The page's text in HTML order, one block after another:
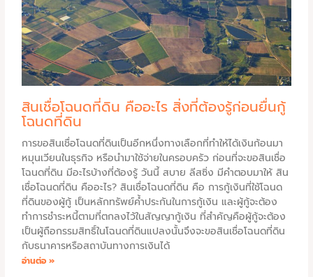
สินเชื่อโฉนดที่ดิน คืออะไร สิ่งที่ต้องรู้ก่อนยื่นกู้
โฉนดที่ดิน
การขอสินเชื่อโฉนดที่ดินเป็นอีกหนึ่งทางเลือกที่ทำให้ได้เงินก้อนมา
หมุนเวียนในธุรกิจ หรือนำมาใช้จ่ายในครอบครัว ก่อนที่จะขอสินเชื่อ
โฉนดที่ดิน มีอะไรบ้างที่ต้องรู้ วันนี้ สบาย ลีสซิ่ง มีคำตอบมาให้ สิน
เชื่อโฉนดที่ดิน คืออะไร? สินเชื่อโฉนดที่ดิน คือ การกู้เงินที่ใช้โฉนด
ที่ดินของผู้กู้ เป็นหลักทรัพย์ค้ำประกันในการกู้เงิน และผู้กู้จะต้อง
ทำการชำระหนี้ตามที่ตกลงไว้ในสัญญากู้เงิน ที่สำคัญคือผู้กู้จะต้อง
เป็นผู้ถือกรรมสิทธิ์ในโฉนดที่ดินแปลงนั้นจึงจะขอสินเชื่อโฉนดที่ดิน
กับธนาคารหรือสถาบันทางการเงินได้
อ่านต่อ »